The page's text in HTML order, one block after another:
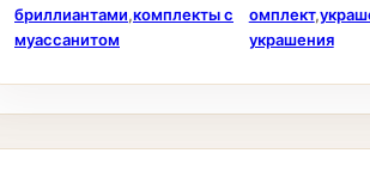
бриллиантами,комплекты с
муассанитом
омплект,
украшения